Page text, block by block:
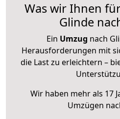
Was wir Ihnen
Glinde
Ein Umzug nach
Herausforderungen mit
die Last zu erleichtern –
Wir haben mehr als 17
Umzügen